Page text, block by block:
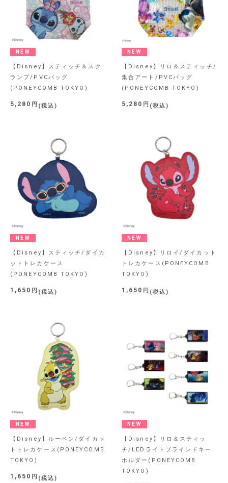
NEW
【Disney】スティッチ＆スク
ランプ/PVCバッグ
(PONEYCOMB TOKYO)
5,280 税込
NEW
【Disney】リロ＆スティッチ/
集合アート/PVCバッグ
(PONEYCOMB TOKYO)
5,280 税込
NEW
【Disney】スティッチ/ダイカ
ットトレカケース
(PONEYCOMB TOKYO)
1,650 税込
NEW
【Disney】リロイ/ダイカット
トレカケース(PONEYCOMB
TOKYO)
1,650 税込
NEW
【Disney】ルーベン/ダイカッ
トトレカケース(PONEYCOMB
TOKYO)
1,650 税込
NEW
【Disney】リロ＆スティッ
チ/LEDライトブラインドキー
ホルダー(PONEYCOMB
TOKYO)